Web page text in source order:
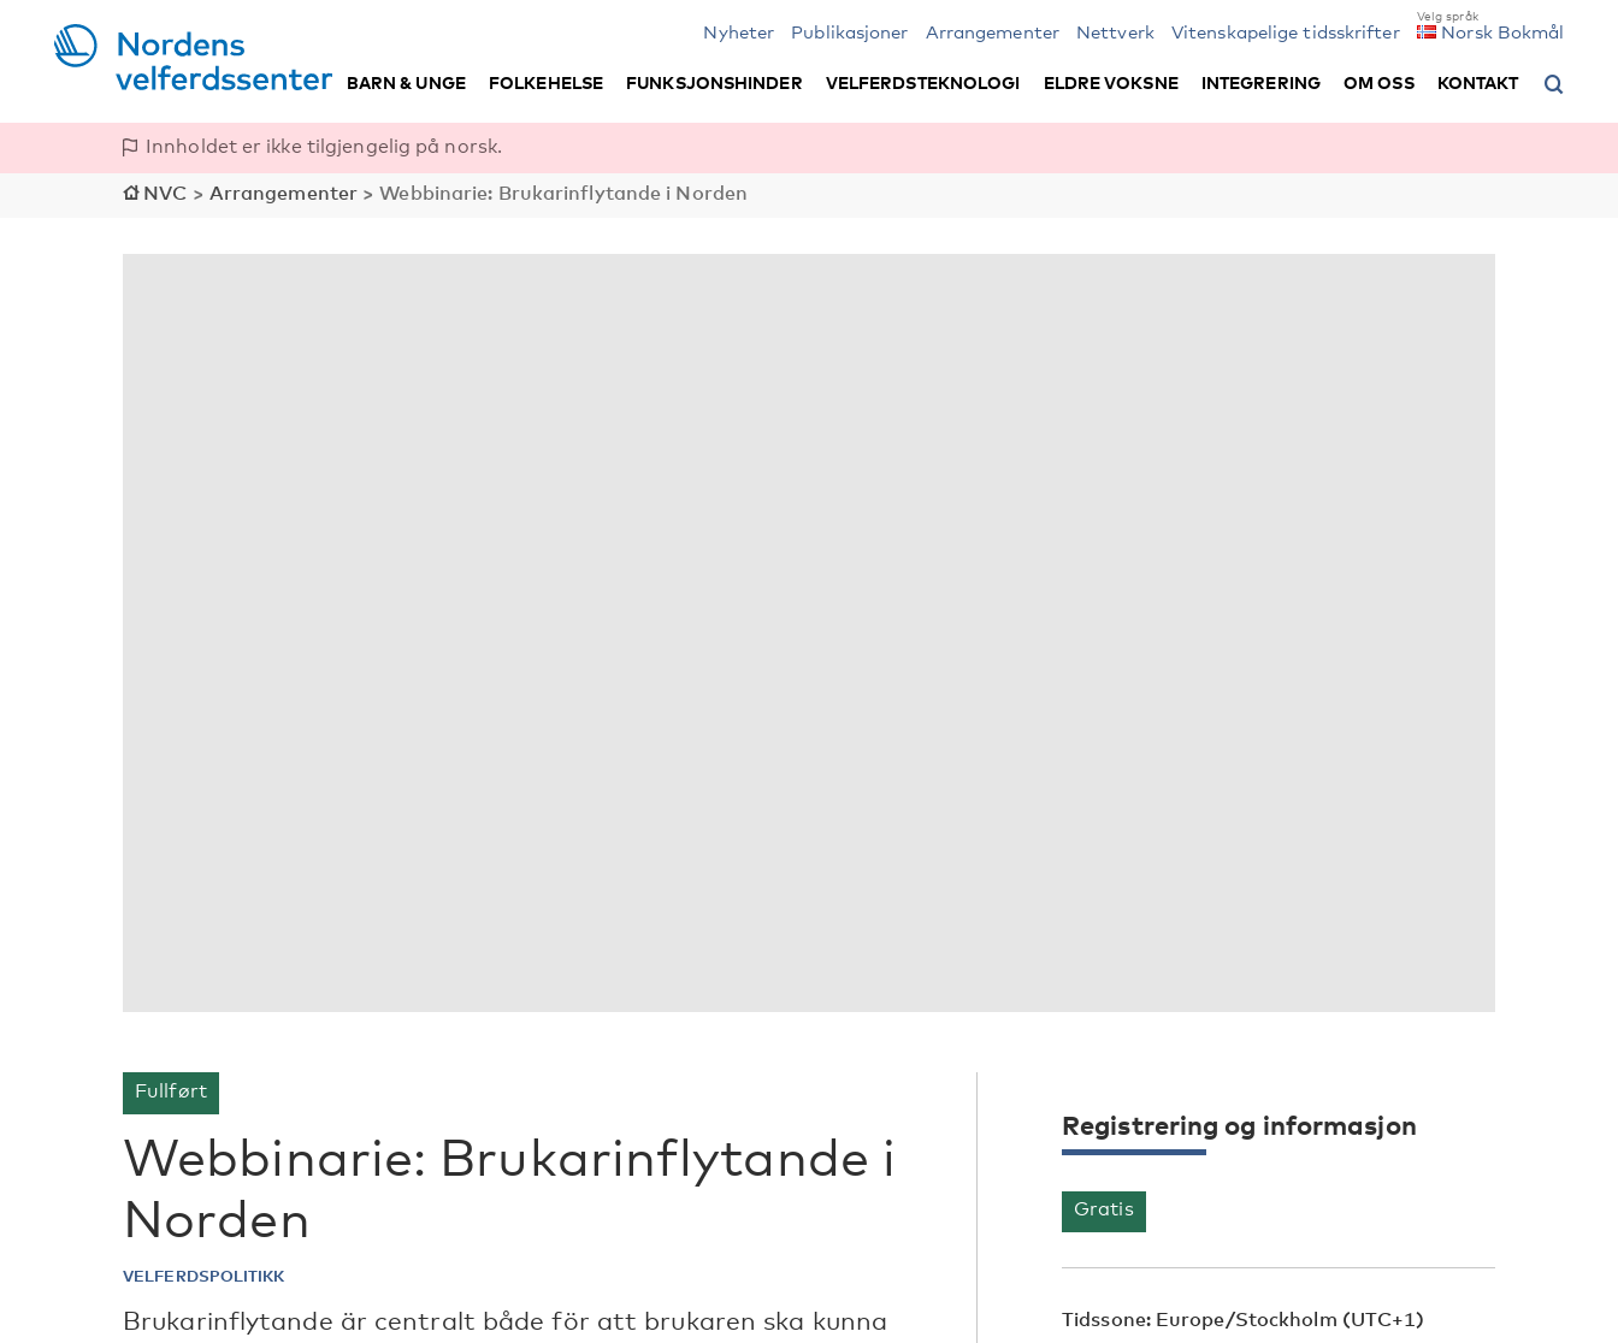
Nyheter Publikasjoner Arrangementer Nettverk Vitenskapelige tidsskrifter Norsk Bokmål
BARN & UNGE FOLKEHELSE FUNKSJONSHINDER VELFERDSTEKNOLOGI ELDRE VOKSNE INTEGRERING OM OSS KONTAKT
Innholdet er ikke tilgjengelig på norsk.
NVC > Arrangementer >Webbinarie: Brukarinflytande i Norden
Fullført
Webbinarie: Brukarinflytande i
Norden
VELFERDSPOLITIKK
Brukarinflytande är centralt både för att brukaren ska kunna
Registrering og informasjon
Gratis
Tidssone: Europe/Stockholm (UTC+1)